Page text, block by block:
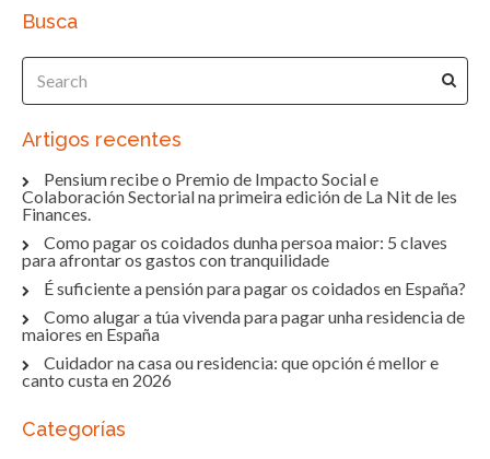
Busca
Artigos recentes
Pensium recibe o Premio de Impacto Social e
Colaboración Sectorial na primeira edición de La Nit de les
Finances.
Como pagar os coidados dunha persoa maior: 5 claves
para afrontar os gastos con tranquilidade
É suficiente a pensión para pagar os coidados en España?
Como alugar a túa vivenda para pagar unha residencia de
maiores en España
Cuidador na casa ou residencia: que opción é mellor e
canto custa en 2026
Categorías